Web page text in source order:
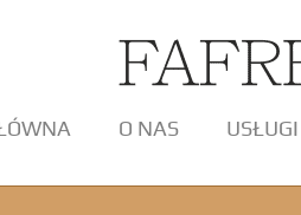
O NAS